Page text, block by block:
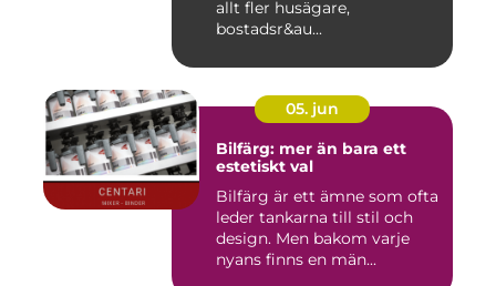
allt fler husägare,
bostadsr&au...
05. jun
Bilfärg: mer än bara ett
estetiskt val
Bilfärg är ett ämne som ofta
leder tankarna till stil och
design. Men bakom varje
nyans finns en män...